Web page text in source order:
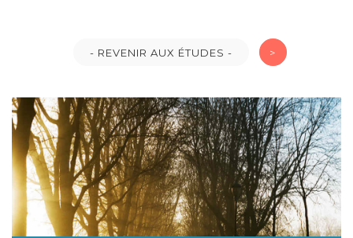
- REVENIR AUX ÉTUDES - >